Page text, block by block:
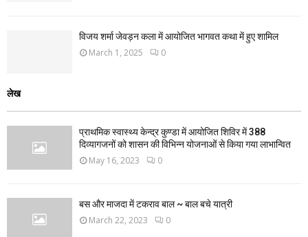
विजय शर्मा जेवड़न कला में आयोजित भागवत कथा में हुए शामिल
March 1, 2025 0
लेख
प्राथमिक स्वास्थ्य केन्द्र कुण्डा में आयोजित शिविर में 388
दिव्यागजनों को शासन की विभिन्न योजनाओं से किया गया लाभान्वित
May 16, 2023 0
बस और माजदा में टकराव बाल ~ बाल बचे यात्री
March 22, 2023 0